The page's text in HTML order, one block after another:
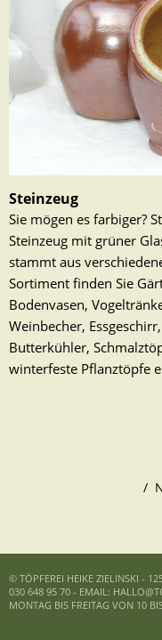
Steinzeug
Sie mögen es farbiger?
Steinzeug mit grüner
stammt aus
Sortiment finden Sie
Bodenvasen,
Weinbecher,
Butterkühler,
winterfeste Pflanztöpfe
© TÖPFEREI HEIKE ZIELINSKI -
030 648 95 70 - EMAIL:
MONTAG BIS FREITAG VON 10